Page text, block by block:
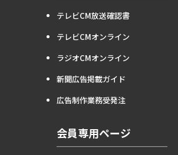
テレビCM放送確認書
テレビCMオンライン
ラジオCMオンライン
新聞広告掲載ガイド
広告制作業務受発注
会員専用ページ